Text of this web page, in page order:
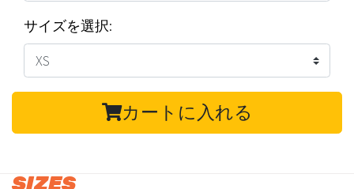
サイズを選択:
カートに入れる
SIZES